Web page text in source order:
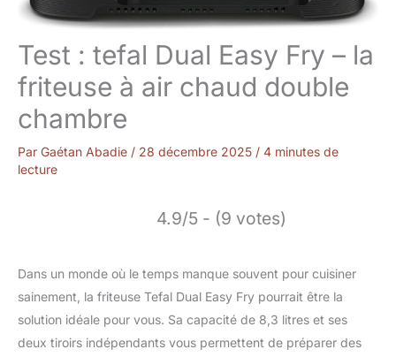
Test : tefal Dual Easy Fry – la
friteuse à air chaud double
chambre
Par Gaétan Abadie / 28 décembre 2025 / 4 minutes de
lecture
4.9/5 - (9 votes)
Dans un monde où le temps manque souvent pour cuisiner
sainement, la friteuse Tefal Dual Easy Fry pourrait être la
solution idéale pour vous. Sa capacité de 8,3 litres et ses
deux tiroirs indépendants vous permettent de préparer des